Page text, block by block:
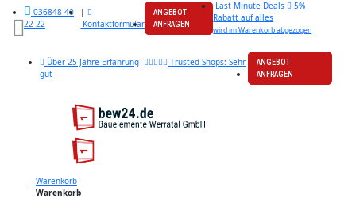
036848 40
22 22
|
Kontaktformular
ANGEBOT
ANFRAGEN
Last Minute Deals
5%
Rabatt auf alles
wird im Warenkorb abgezogen
Über 25 Jahre Erfahrung
Trusted Shops: Sehr
gut
ANGEBOT
ANFRAGEN
Warenkorb
Warenkorb